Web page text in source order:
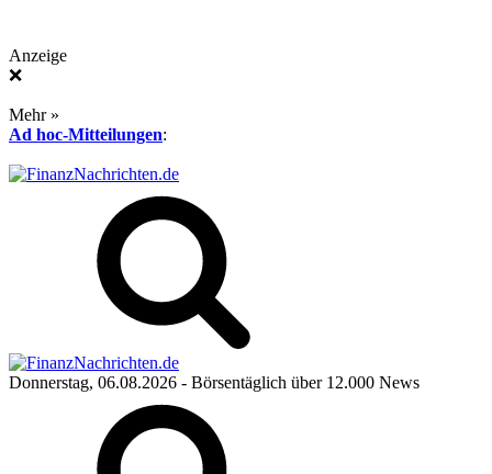
Anzeige
❌
Mehr »
Ad hoc-Mitteilungen:
Donnerstag, 06.08.2026 - Börsentäglich über 12.000 News